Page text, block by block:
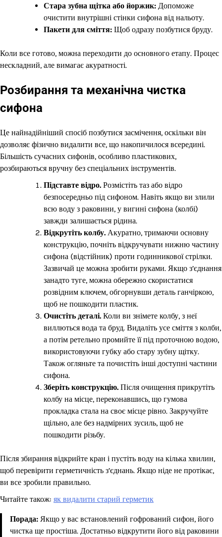
Стара зубна щітка або йоржик: Допоможе
очистити внутрішні стінки сифона від нальоту.
Пакети для сміття: Щоб одразу позбутися бруду.
Коли все готово, можна переходити до основного етапу. Процес
нескладний, але вимагає акуратності.
Розбирання та механічна чистка
сифона
Це найнадійніший спосіб позбутися засмічення, оскільки він
дозволяє фізично видалити все, що накопичилося всередині.
Більшість сучасних сифонів, особливо пластикових,
розбираються вручну без спеціальних інструментів.
Підставте відро. Розмістіть таз або відро
безпосередньо під сифоном. Навіть якщо ви злили
всю воду з раковини, у вигині сифона (колбі)
завжди залишається рідина.
Відкрутіть колбу. Акуратно, тримаючи основну
конструкцію, почніть відкручувати нижню частину
сифона (відстійник) проти годинникової стрілки.
Зазвичай це можна зробити руками. Якщо з’єднання
занадто туге, можна обережно скористатися
розвідним ключем, обгорнувши деталь ганчіркою,
щоб не пошкодити пластик.
Очистіть деталі. Коли ви знімете колбу, з неї
виллються вода та бруд. Видаліть усе сміття з колби,
а потім ретельно промийте її під проточною водою,
використовуючи губку або стару зубну щітку.
Також огляньте та почистіть інші доступні частини
сифона.
Зберіть конструкцію. Після очищення прикрутіть
колбу на місце, переконавшись, що гумова
прокладка стала на своє місце рівно. Закручуйте
щільно, але без надмірних зусиль, щоб не
пошкодити різьбу.
Після збирання відкрийте кран і пустіть воду на кілька хвилин,
щоб перевірити герметичність з’єднань. Якщо ніде не протікає,
ви все зробили правильно.
Читайте також: як видалити старий герметик
Порада: Якщо у вас встановлений гофрований сифон, його
чистка ще простіша. Достатньо відкрутити його від раковини